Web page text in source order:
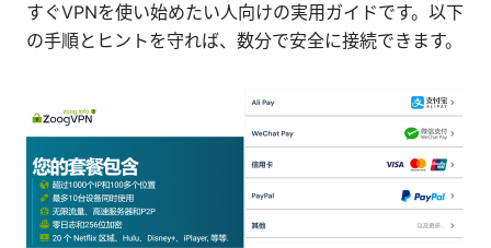
すぐVPNを使い始めたい人向けの実用ガイドです。以下
の手順とヒントを守れば、数分で安全に接続できます。